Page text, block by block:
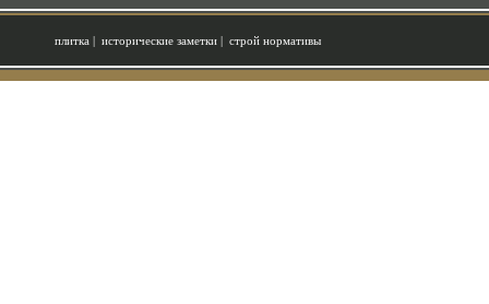
плитка | исторические заметки | строй нормативы